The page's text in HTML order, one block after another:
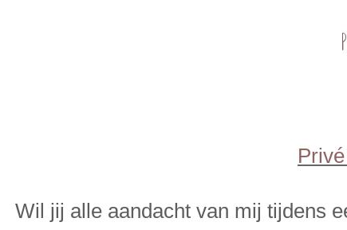
Wil jij alle aandacht van mij tijdens